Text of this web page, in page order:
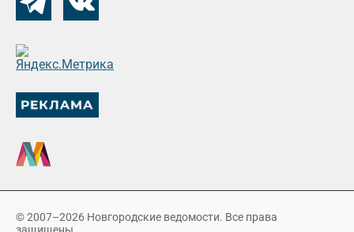
© 2007–2026 Новгородские ведомости. Все права